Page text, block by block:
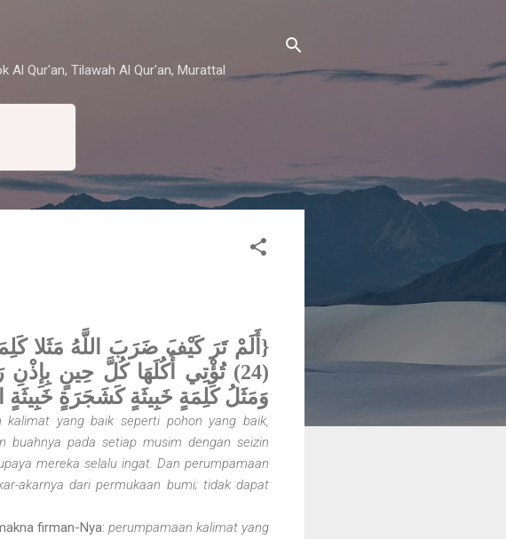
Al Qur'an, Tilawah Al Qur'an, Murattal
{أَلَمْ تَرَ كَيْفَ ضَرَبَ اللَّهُ مَثَلا
وَمَثَلُ كَلِمَةٍ خَبِيثَةٍ كَشَجَرَةٍ خَبِيثَةٍ
yang baik seperti pohon yang baik,
buahnya pada setiap musim dengan seizin
mereka selalu ingat. Dan perumpamaan
akarnya dari permukaan bumi; tidak dapat
firman-Nya: perumpamaan kalimat yang